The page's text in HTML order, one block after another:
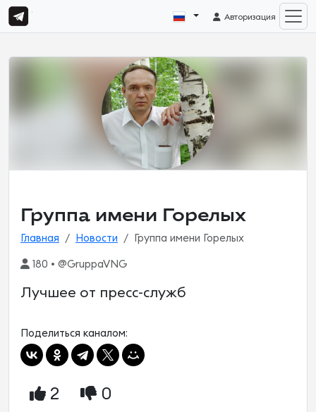
Авторизация
Группа имени Горелых
Главная Новости Группа имени Горелых
180 • @GruppaVNG
Лучшее от пресс-служб
Поделиться каналом:
2 0